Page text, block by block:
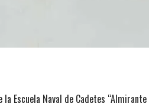
la Escuela Naval de Cadetes